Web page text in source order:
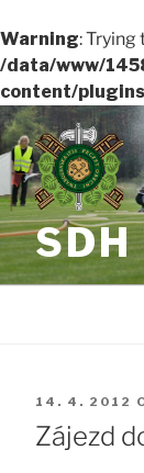
Warning: Trying
/data/www/
content/
Přejít
k
obsahu
webu
14. 4. 2012
Zájezd